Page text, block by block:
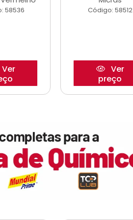
58536
Ver
Código: 58512
Ver
preço